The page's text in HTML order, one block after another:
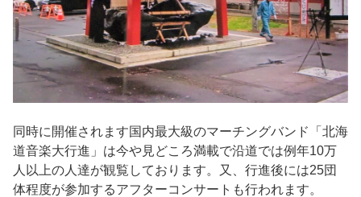
同時に開催されます国内最大級のマーチングバンド「北海
道音楽大行進」は今や見どころ満載で沿道では例年10万
人以上の人達が観覧しております。又、行進後には25団
体程度が参加するアフターコンサートも行われます。